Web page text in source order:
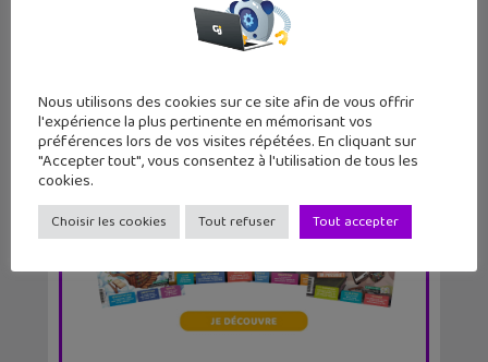
Nous utilisons des cookies sur ce site afin de vous offrir
l'expérience la plus pertinente en mémorisant vos
préférences lors de vos visites répétées. En cliquant sur
"Accepter tout", vous consentez à l'utilisation de tous les
cookies.
Choisir les cookies Tout refuser Tout accepter